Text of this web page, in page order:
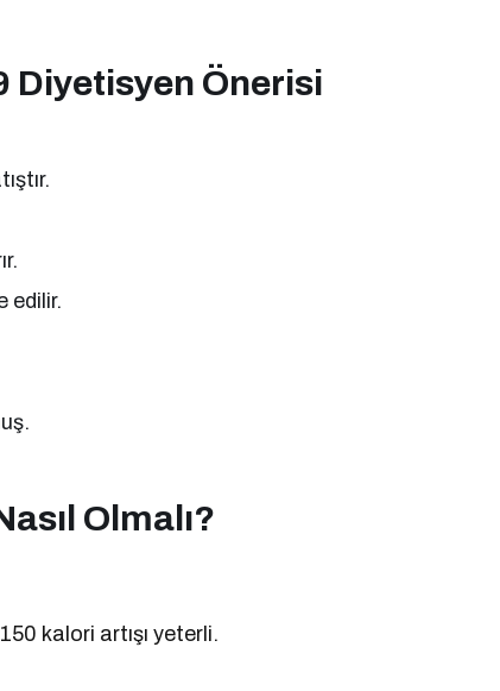
Diyetisyen Önerisi
edilir.
Olmalı?
kalori artışı yeterli.